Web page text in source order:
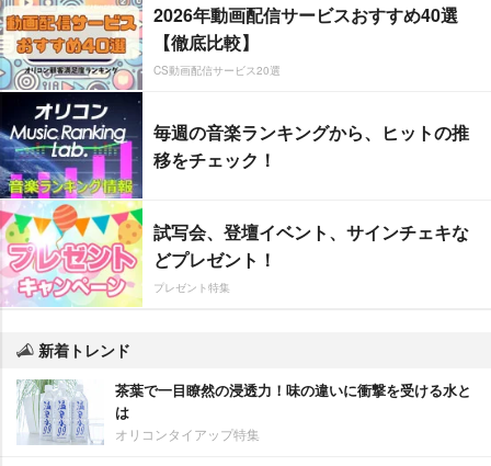
2026年動画配信サービスおすすめ40選
【徹底比較】
CS動画配信サービス20選
毎週の音楽ランキングから、ヒットの推
移をチェック！
試写会、登壇イベント、サインチェキな
どプレゼント！
プレゼント特集
新着トレンド
茶葉で一目瞭然の浸透力！味の違いに衝撃を受ける水と
は
オリコンタイアップ特集